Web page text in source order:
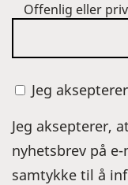
Offenlig eller
Jeg
Jeg aksepterer,
nyhetsbrev på
samtykke til å